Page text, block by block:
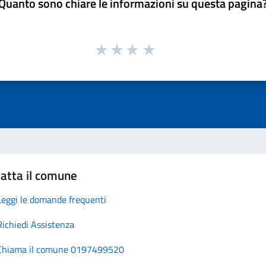
il comune
le domande frequenti
Assistenza
il comune 0197499520